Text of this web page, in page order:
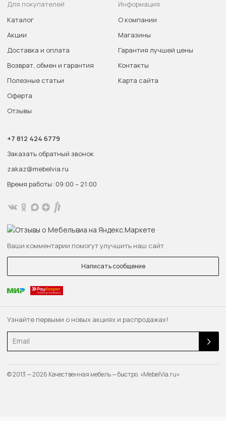
Узнайте первыми о новых акциях и распродажах!
Email
Для покупателей
Каталог
Акции
Доставка и оплата
Возврат, обмен и гарантия
Полезные статьи
Оферта
Отзывы
Информация
О компании
Магазины
Гарантия лучшей цены
Контакты
Карта сайта
+7 812 424 6779
Заказать обратный звонок
zakaz@mebelvia.ru
Время работы: 09:00 – 21:00
Ваши комментарии помогут улучшить наш сайт
Написать сообщение
© 2013 — 2026 Качественная мебель — быстро. «MebelVia.ru»